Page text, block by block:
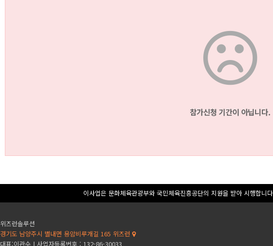
참가신청 기간이 아닙니다.
이사업은 문화체육관광부와 국민체육진흥공단의 지원을 받아 시행합니
위즈런솔루션
경기도 남양주시 별내면 용암비루개길 165 위즈런
대표:이관수 | 사업자등록번호 : 132-86-30033